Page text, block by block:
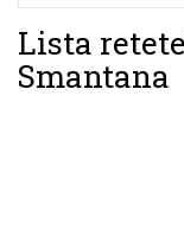
Lista
Smantana